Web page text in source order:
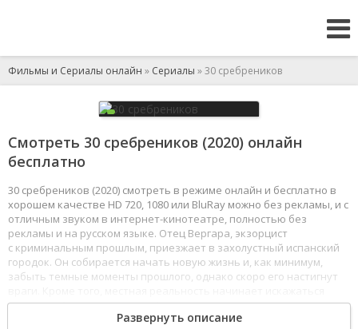
Фильмы и Сериалы онлайн » Сериалы » 30 сребреников
Смотреть 30 сребреников (2020) онлайн
бесплатно
30 сребреников (2020) смотреть в режиме онлайн и бесплатно в
хорошем качестве HD 720, 1080 или BluRay можно без рекламы, и с
отличным звуком в интернет-кинотеатре, полностью без
рекламы и на русском языке. Отец Вергара, экзорцист
с криминальным прошлым, приезжает в захолустный испанский
городок. Он собирается начать новую жизнь и, как минимум,
забыть темные моменты прошлого, однако скоро его настигнут
под воздействием проклятой монеты.
Развернуть описание